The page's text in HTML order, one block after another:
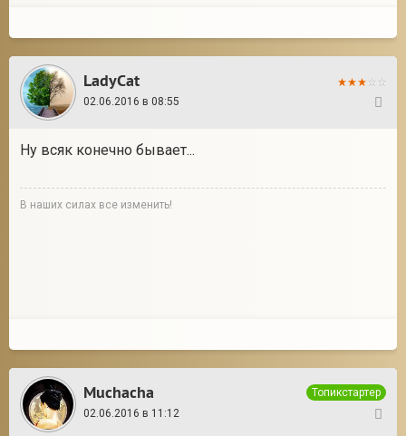
LadyCat
02.06.2016 в 08:55
Ну всяк конечно бывает...
В наших силах все изменить!
Muchacha
Топикстартер
02.06.2016 в 11:12